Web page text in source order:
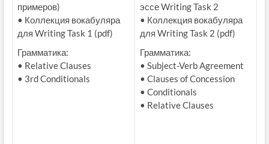
примеров)
• Коллекция вокабуляра
для Writing Task 1 (pdf)
Грамматика:
• Relative Clauses
• 3rd Conditionals
эссе Writing Task 2
• Коллекция вокабуляра
для Writing Task 2 (pdf)
Грамматика:
• Subject-Verb Agreement
• Clauses of Concession
• Conditionals
• Relative Clauses